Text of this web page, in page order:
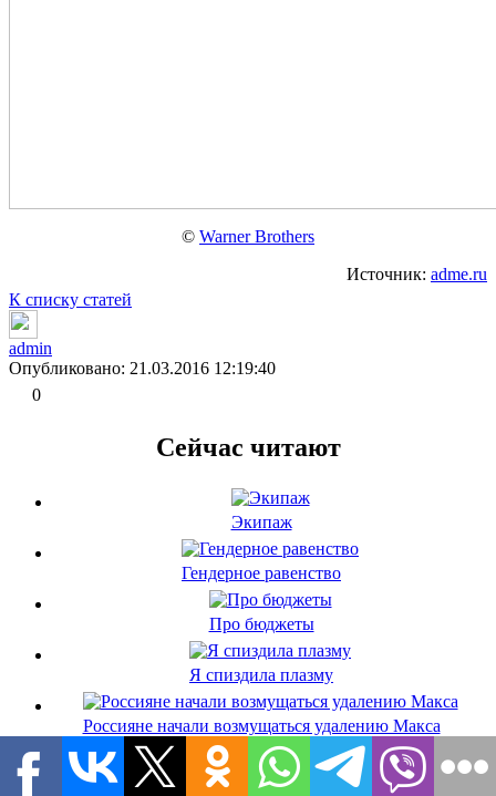
© Warner Brothers
Источник: adme.ru
К списку статей
admin
Опубликовано: 21.03.2016 12:19:40
0
Сейчас читают
Экипаж
Гендерное равенство
Про бюджеты
Я спиздила плазму
Россияне начали возмущаться удалению Макса
Через час свидание